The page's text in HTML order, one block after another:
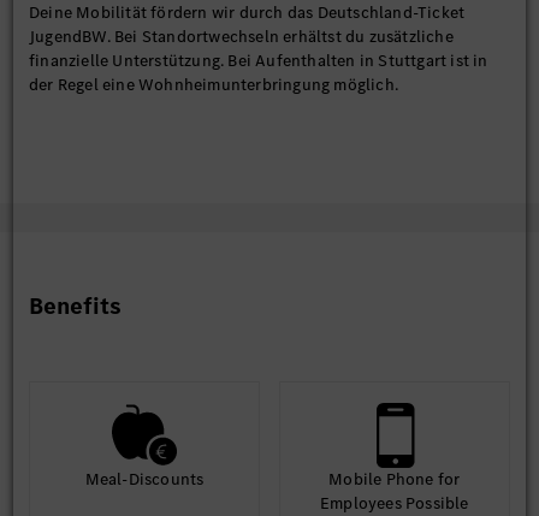
Deine Mobilität fördern wir durch das Deutschland-Ticket
JugendBW. Bei Standortwechseln erhältst du zusätzliche
finanzielle Unterstützung. Bei Aufenthalten in Stuttgart ist in
der Regel eine Wohnheimunterbringung möglich.
Benefits
Meal-Discounts
Mobile Phone for
Employees Possible